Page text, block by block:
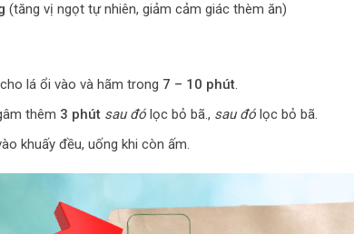
(tăng vị ngọt tự nhiên, giảm cảm giác thèm ăn)
lá ổi vào và hãm trong 7 – 10 phút.
thêm 3 phútsau đó lọc bỏ bã., sau đó lọc bỏ bã.
khuấy đều, uống khi còn ấm.